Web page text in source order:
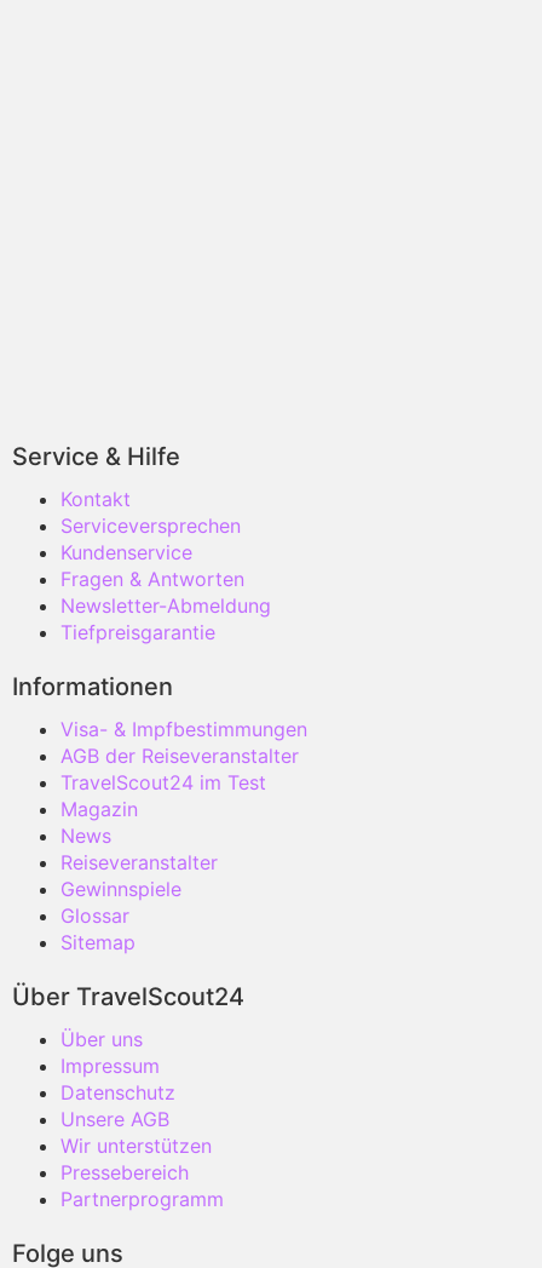
Service & Hilfe
Kontakt
Serviceversprechen
Kundenservice
Fragen & Antworten
Newsletter-Abmeldung
Tiefpreisgarantie
Informationen
Visa- & Impfbestimmungen
AGB der Reiseveranstalter
TravelScout24 im Test
Magazin
News
Reiseveranstalter
Gewinnspiele
Glossar
Sitemap
Über TravelScout24
Über uns
Impressum
Datenschutz
Unsere AGB
Wir unterstützen
Pressebereich
Partnerprogramm
Folge uns